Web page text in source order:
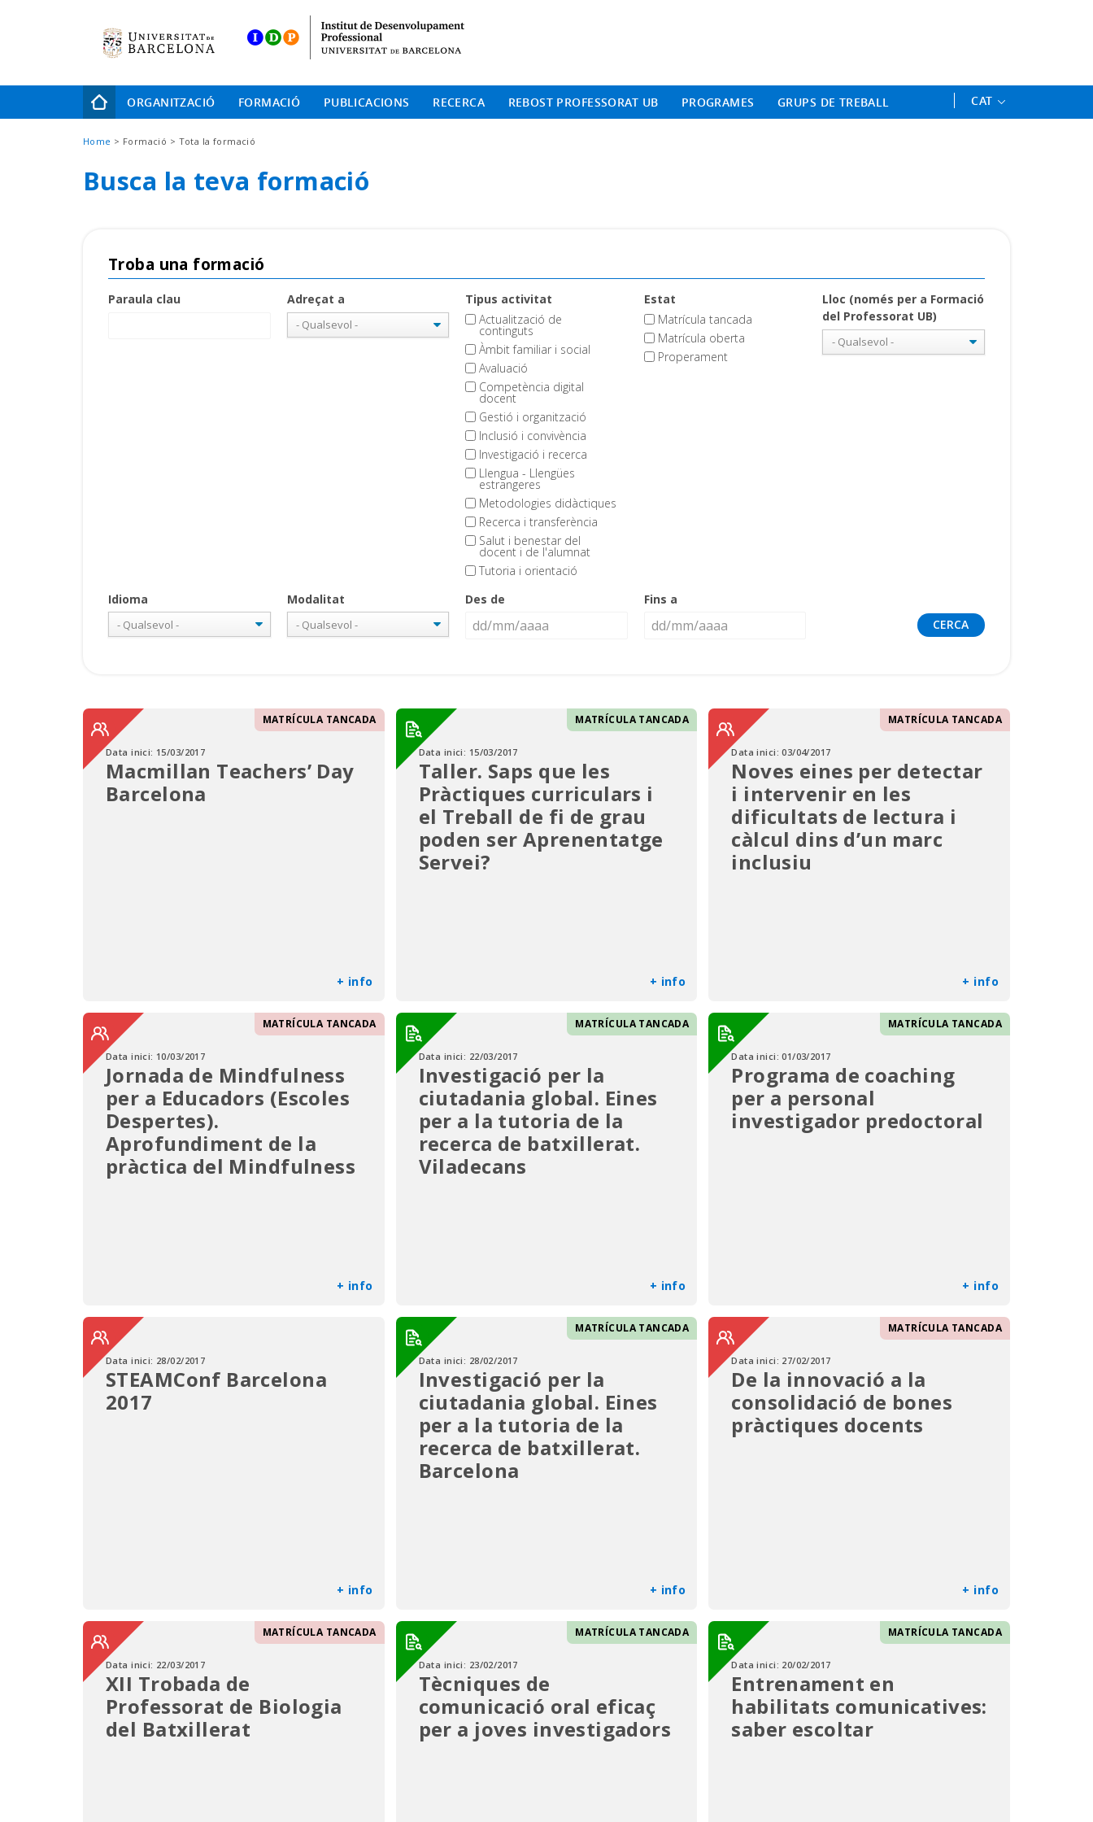
Navegació
principal
ORGANITZACIÓ FORMACIÓ PUBLICACIONS RECERCA REBOST PROFESSORAT UB PROGRAMES GRUPS DE TREBALL CAT
Fil
Home Formació Tota la formació
Busca la teva formació
Troba una formació
Paraula clau Adreçat a
Tipus activitat
Actualització de
continguts
Àmbit familiar i social
Avaluació
Competència digital
docent
Gestió i organització
Inclusió i convivència
Investigació i recerca
Llengua - Llengües
estrangeres
Metodologies didàctiques
Recerca i transferència
Salut i benestar del
docent i de l'alumnat
Tutoria i orientació
Estat
Matrícula tancada
Matrícula oberta
Properament
Lloc (només per a Formació
del Professorat UB)
Idioma Modalitat Des de Fins a
MATRÍCULA TANCADA
Data inici: 15/03/2017
Macmillan Teachers’ Day
Barcelona
+ info
MATRÍCULA TANCADA
Data inici: 15/03/2017
Taller. Saps que les
Pràctiques curriculars i
el Treball de fi de grau
poden ser Aprenentatge
Servei?
+ info
MATRÍCULA TANCADA
Data inici:03/04/2017
Noves eines per detectar
i intervenir en les
dificultats de lectura i
càlcul dins d’un marc
inclusiu
+ info
MATRÍCULA TANCADA
Data inici: 10/03/2017
Jornada de Mindfulness
per a Educadors (Escoles
Despertes).
Aprofundiment de la
pràctica del Mindfulness
+ info
MATRÍCULA TANCADA
Data inici: 22/03/2017
Investigació per la
ciutadania global. Eines
per a la tutoria de la
recerca de batxillerat.
Viladecans
+ info
MATRÍCULA TANCADA
Data inici:01/03/2017
Programa de coaching
per a personal
investigador predoctoral
+ info
Data inici: 28/02/2017
STEAMConf Barcelona
2017
+ info
MATRÍCULA TANCADA
Data inici: 28/02/2017
Investigació per la
ciutadania global. Eines
per a la tutoria de la
recerca de batxillerat.
Barcelona
+ info
MATRÍCULA TANCADA
Data inici: 27/02/2017
De la innovació a la
consolidació de bones
pràctiques docents
+ info
MATRÍCULA TANCADA
Data inici: 22/03/2017
XII Trobada de
Professorat de Biologia
del Batxillerat
MATRÍCULA TANCADA
Data inici: 23/02/2017
Tècniques de
comunicació oral eficaç
per a joves investigadors
MATRÍCULA TANCADA
Data inici: 20/02/2017
Entrenament en
habilitats comunicatives:
saber escoltar